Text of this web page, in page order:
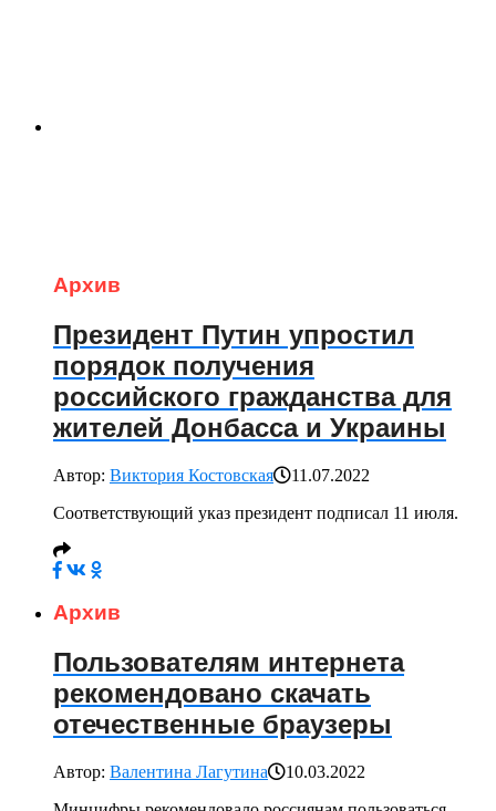
Архив
Президент Путин упростил
порядок получения
российского гражданства для
жителей Донбасса и Украины
Автор: Виктория Костовская
11.07.2022
Соответствующий указ президент подписал 11 июля.
Архив
Пользователям интернета
рекомендовано скачать
отечественные браузеры
Автор: Валентина Лагутина
10.03.2022